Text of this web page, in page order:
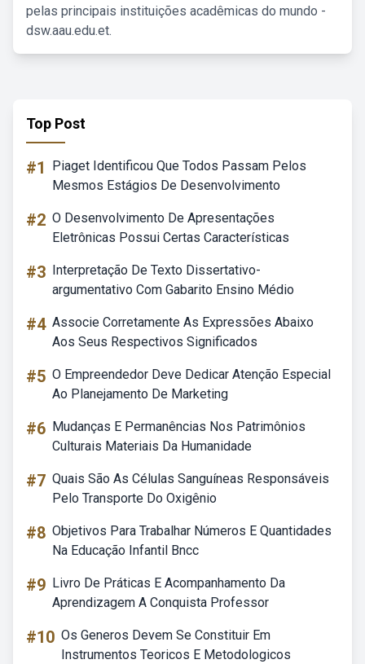
pelas principais instituições acadêmicas do mundo -
dsw.aau.edu.et.
Top Post
#1
Piaget Identificou Que Todos Passam Pelos
Mesmos Estágios De Desenvolvimento
#2 O Desenvolvimento De Apresentações
Eletrônicas Possui Certas Características
#3 Interpretação De Texto Dissertativo-
argumentativo Com Gabarito Ensino Médio
#4 Associe Corretamente As Expressões Abaixo
Aos Seus Respectivos Significados
#5 O Empreendedor Deve Dedicar Atenção Especial
Ao Planejamento De Marketing
#6 Mudanças E Permanências Nos Patrimônios
Culturais Materiais Da Humanidade
#7 Quais São As Células Sanguíneas Responsáveis
Pelo Transporte Do Oxigênio
#8 Objetivos Para Trabalhar Números E Quantidades
Na Educação Infantil Bncc
#9 Livro De Práticas E Acompanhamento Da
Aprendizagem A Conquista Professor
#10 Os Generos Devem Se Constituir Em
Instrumentos Teoricos E Metodologicos